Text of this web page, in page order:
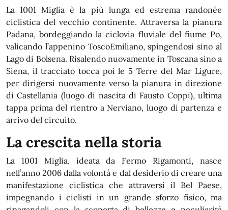
La 1001 Miglia è la più lunga ed estrema randonée
ciclistica del vecchio continente. Attraversa la pianura
Padana, bordeggiando la ciclovia fluviale del fiume Po,
valicando l’appenino ToscoEmiliano, spingendosi sino al
Lago di Bolsena. Risalendo nuovamente in Toscana sino a
Siena, il tracciato tocca poi le 5 Terre del Mar Ligure,
per dirigersi nuovamente verso la pianura in direzione
di Castellania (luogo di nascita di Fausto Coppi), ultima
tappa prima del rientro a Nerviano, luogo di partenza e
arrivo del circuito.
La crescita nella storia
La 1001 Miglia, ideata da Fermo Rigamonti, nasce
nell’anno 2006 dalla volontà e dal desiderio di creare una
manifestazione ciclistica che attraversi il Bel Paese,
impegnando i ciclisti in un grande sforzo fisico, ma